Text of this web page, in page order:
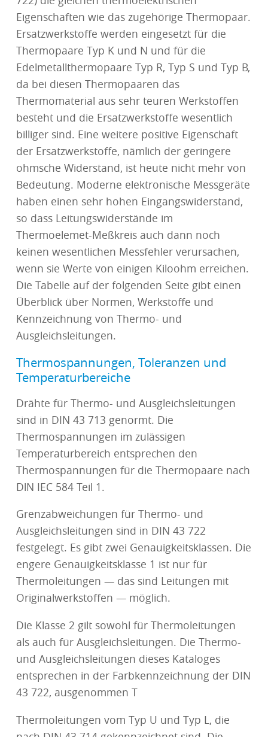
Eigenschaften wie das zugehörige Thermopaar.
Ersatzwerkstoffe werden eingesetzt für die
Thermopaare Typ K und N und für die
Edelmetallthermopaare Typ R, Typ S und Typ B,
da bei diesen Thermopaaren das
Thermomaterial aus sehr teuren Werkstoffen
besteht und die Ersatzwerkstoffe wesentlich
billiger sind. Eine weitere positive Eigenschaft
der Ersatzwerkstoffe, nämlich der geringere
ohmsche Widerstand, ist heute nicht mehr von
Bedeutung. Moderne elektronische Messgeräte
haben einen sehr hohen Eingangswiderstand,
so dass Leitungswiderstände im
Thermoelemet-Meßkreis auch dann noch
keinen wesentlichen Messfehler verursachen,
wenn sie Werte von einigen Kiloohm erreichen.
Die Tabelle auf der folgenden Seite gibt einen
Überblick über Normen, Werkstoffe und
Kennzeichnung von Thermo- und
Ausgleichsleitungen.
Thermospannungen, Toleranzen und
Temperaturbereiche
Drähte für Thermo- und Ausgleichsleitungen
sind in DIN 43 713 genormt. Die
Thermospannungen im zulässigen
Temperaturbereich entsprechen den
Thermospannungen für die Thermopaare nach
DlN IEC 584 Teil 1.
Grenzabweichungen für Thermo- und
Ausgleichsleitungen sind in DIN 43 722
festgelegt. Es gibt zwei Genauigkeitsklassen. Die
engere Genauigkeitsklasse 1 ist nur für
Thermoleitungen — das sind Leitungen mit
Originalwerkstoffen — möglich.
Die Klasse 2 gilt sowohl für Thermoleitungen
als auch für Ausgleichsleitungen. Die Thermo-
und Ausgleichsleitungen dieses Kataloges
entsprechen in der Farbkennzeichnung der DIN
43 722, ausgenommen T
Thermoleitungen vom Typ U und Typ L, die